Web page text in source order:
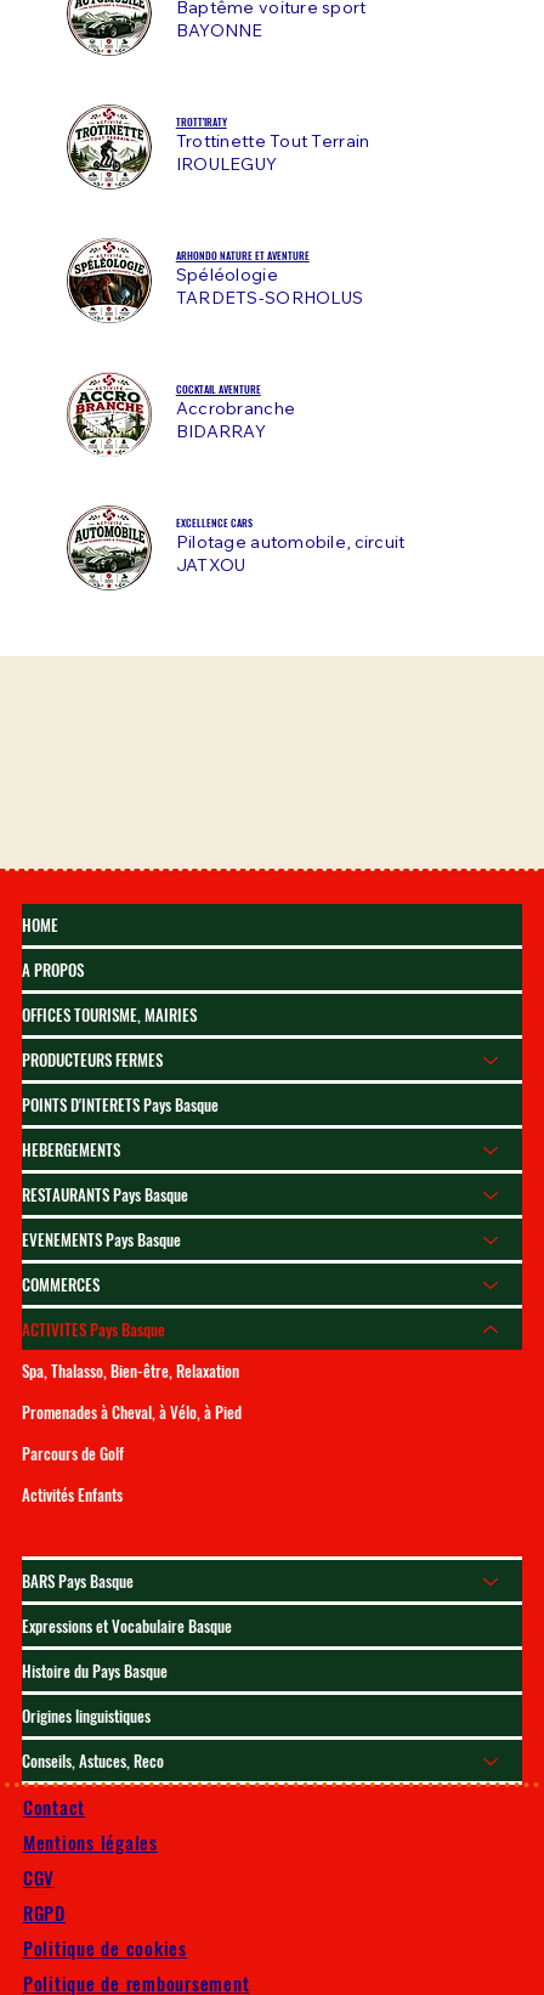
Baptême voiture sport
BAYONNE
TROTT'IRATY
Trottinette Tout Terrain
IROULEGUY
ARHONDO NATURE ET AVENTURE
Spéléologie
TARDETS-SORHOLUS
COCKTAIL AVENTURE
Accrobranche
BIDARRAY
EXCELLENCE CARS
Pilotage automobile, circuit
JATXOU
HOME
A PROPOS
OFFICES TOURISME, MAIRIES
PRODUCTEURS FERMES
POINTS D'INTERETS Pays Basque
HEBERGEMENTS
RESTAURANTS Pays Basque
EVENEMENTS Pays Basque
COMMERCES
ACTIVITES Pays Basque
Spa, Thalasso, Bien-être, Relaxation
Promenades à Cheval, à Vélo, à Pied
Parcours de Golf
Activités Enfants
BARS Pays Basque
Expressions et Vocabulaire Basque
Histoire du Pays Basque
Origines linguistiques
Conseils, Astuces, Reco
Contact
Mentions légales
CGV
RGPD
Politique de cookies
Politique de remboursement